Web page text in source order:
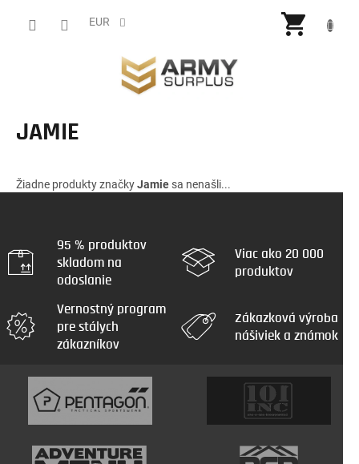
EUR
JAMIE
Žiadne produkty značkyJamie sa nenašli...
95 % produktov
skladom na
odoslanie
Viac ako 20 000
produktov
Vernostný program
pre stálych
zákazníkov
Zákazková výroba
nášiviek a známok